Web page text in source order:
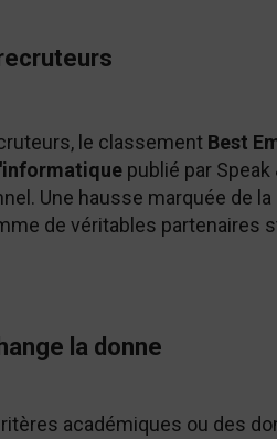
le classement Best
publié par Speak
Une hausse marquée de
de véritables partenaires
la donne
académiques ou des